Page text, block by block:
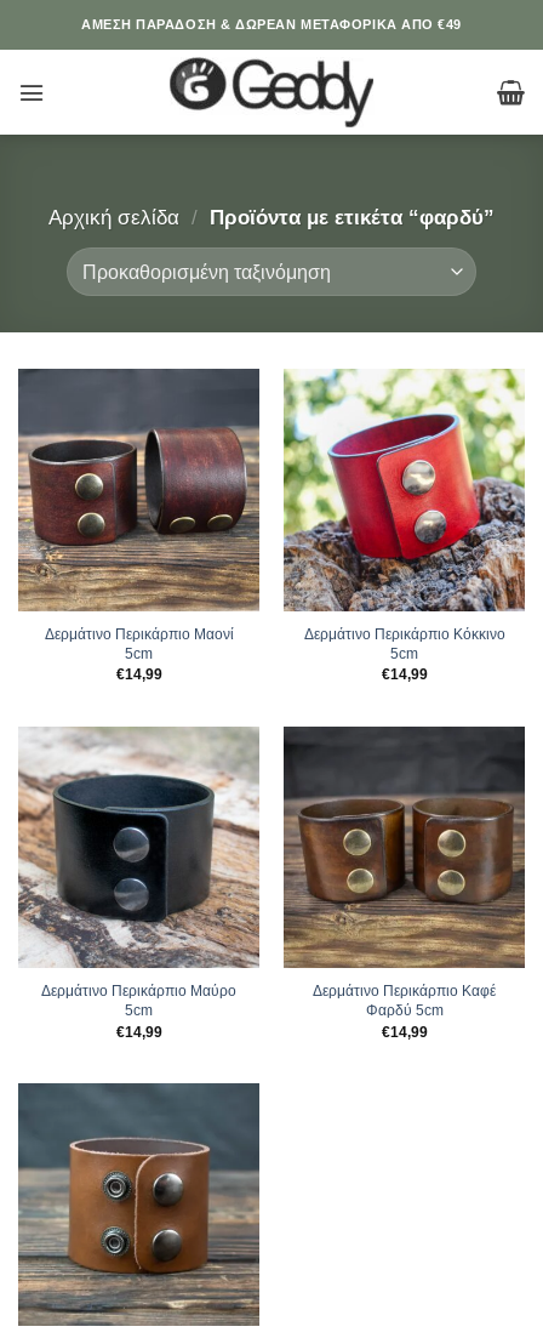
ΆΜΕΣΗ ΠΑΡΑΔΟΣΗ & ΔΩΡΕΑΝ ΜΕΤΑΦΟΡΙΚΑ ΑΠΟ €49
Αρχική σελίδα / Προϊόντα με ετικέτα “φαρδύ”
Δερμάτινο Περικάρπιο Μαονί
5cm
€14,99
Δερμάτινο Περικάρπιο Κόκκινο
5cm
€14,99
Δερμάτινο Περικάρπιο Μαύρο
5cm
€14,99
Δερμάτινο Περικάρπιο Καφέ
Φαρδύ 5cm
€14,99